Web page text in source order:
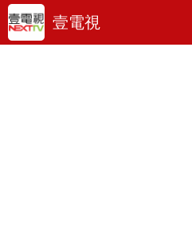
壹電視